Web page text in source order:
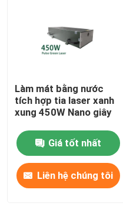
Làm mát bằng nước
tích hợp tia laser xanh
xung 450W Nano giây
Giá tốt nhất
Liên hệ chúng tôi